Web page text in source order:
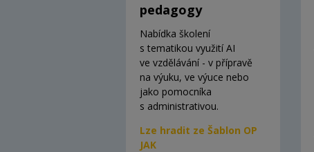
pedagogy
Nabídka školení
s tematikou využití AI
ve vzdělávání - v přípravě
na výuku, ve výuce nebo
jako pomocníka
s administrativou.
Lze hradit ze Šablon OP
JAK